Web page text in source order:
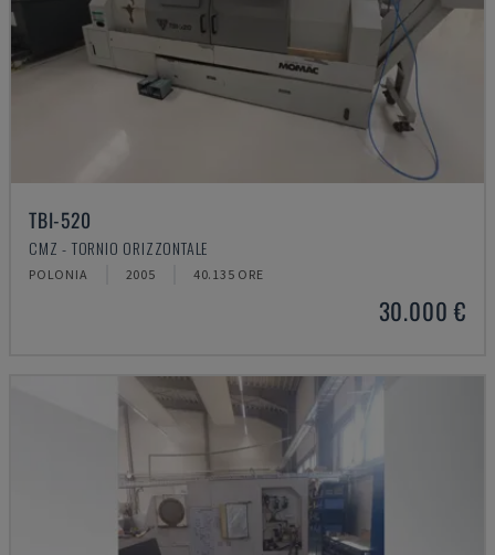
TBI-520
CMZ - TORNIO ORIZZONTALE
POLONIA 2005 40.135 ORE
30.000 €